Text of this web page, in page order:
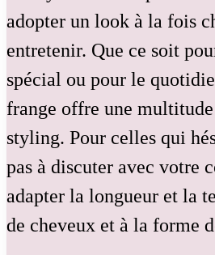
adopter un look à la fois
entretenir. Que ce soit
spécial ou pour le
frange offre une
styling. Pour celles qui
pas à discuter avec votre
adapter la longueur et la
de cheveux et à la forme